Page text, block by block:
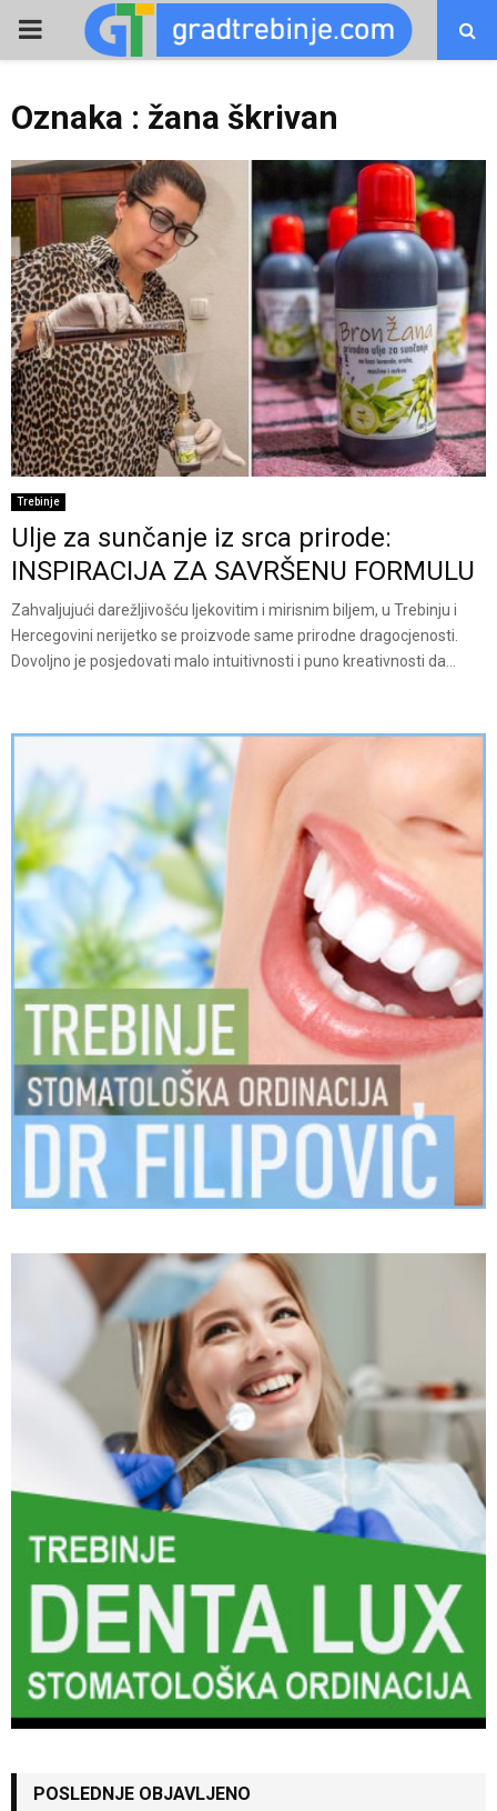
PRIMARY
Oznaka : žana škrivan
Trebinje
Ulje za sunčanje iz srca prirode:
INSPIRACIJA ZA SAVRŠENU FORMULU
Zahvaljujući darežljivošću ljekovitim i mirisnim biljem, u Trebinju i
Hercegovini nerijetko se proizvode same prirodne dragocjenosti.
Dovoljno je posjedovati malo intuitivnosti i puno kreativnosti da...
POSLEDNJE OBJAVLJENO